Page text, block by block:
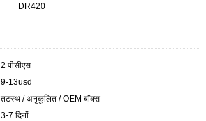
DR420
2 पीसीएस
9-13usd
तटस्थ / अनुकूलित / OEM बॉक्स
3-7 दिनों